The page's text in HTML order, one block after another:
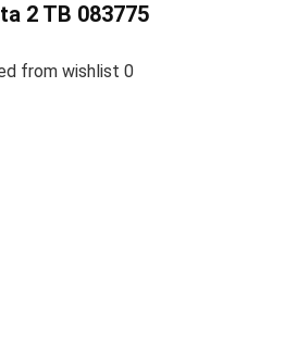
2 TB 083775
from wishlist 0